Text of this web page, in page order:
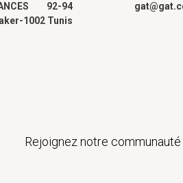
92-94
1002 Tunis
Rejoignez notre